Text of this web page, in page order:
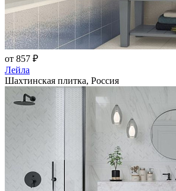
от 857 ₽
Лейла
Шахтинская плитка, Россия